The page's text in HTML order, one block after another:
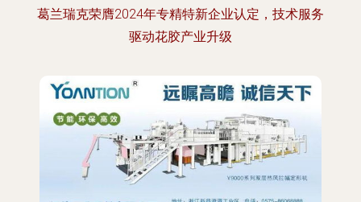
葛兰瑞克荣膺2024年专精特新企业认定，技术服务
驱动花胶产业升级